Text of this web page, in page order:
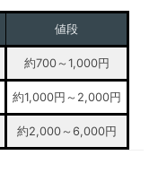
値段
約700～1,000円
約1,000円～2,000円
約2,000～6,000円